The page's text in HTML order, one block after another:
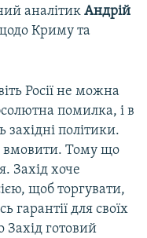
аналітик Андрій
Криму та
Росії не можна
помилка, і в
політики.
вмовити. Тому що
Захід хоче
щоб торгувати,
гарантії для своїх
Захід готовий